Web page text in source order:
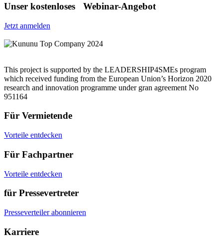
Unser kostenloses Webinar-Angebot
Jetzt anmelden
This project is supported by the LEADERSHIP4SMEs program
which received funding from the European Union’s Horizon 2020
research and innovation programme under gran agreement No
951164
Für Vermietende
Vorteile entdecken
Für Fachpartner
Vorteile entdecken
für Pressevertreter
Presseverteiler abonnieren
Karriere